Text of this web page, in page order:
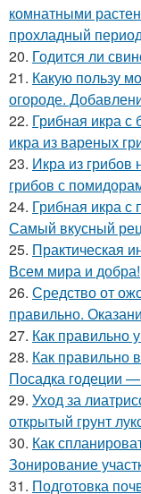
комнатными
прохладный
20. Годится ли
21. Какую пользу
огороде.
22. Грибная икра с
икра из вареных
23. Икра из грибов
грибов с
24. Грибная икра
Самый вкусный
25. Практическая
Всем мира и добра!
26. Средство от
правильно.
27. Как правильно
28. Как правильно
Посадка годеции
29. Уход за
открытый грунт
30. Как
Зонирование
31. Подготовка